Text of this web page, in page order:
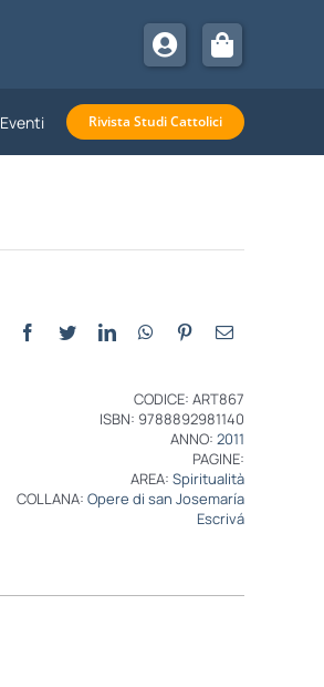
Eventi Rivista Studi Cattolici
CODICE: ART867
ISBN: 9788892981140
ANNO:2011
PAGINE:
AREA:Spiritualità
COLLANA:Opere di san Josemaría
Escrivá